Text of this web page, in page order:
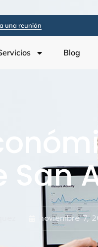
una reunión
Blog
San
noviembre 7,